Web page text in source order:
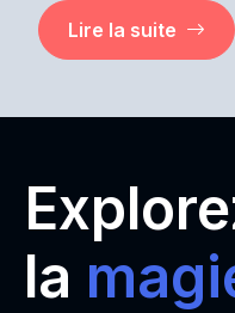
Lire la suite
la